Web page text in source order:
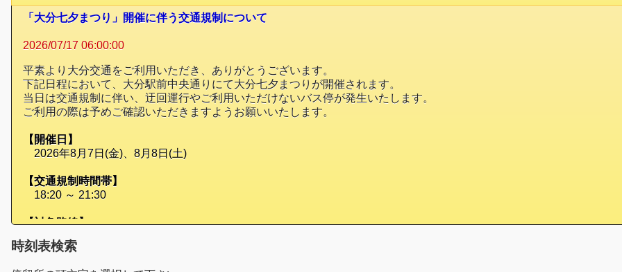
平素より大交北部バスをご利用いただき誠にありがとうございます。青の洞門内の落石による通行止めの為、路線バス
中津駅⇌守実温泉
・「青の洞門」バス停→「下曽木入口」バス停をご利用下さい。
・「青の洞門駐車場」及び「青」バス停→「臨時」バス停をご利用下さい。
■迂回路：こちらよりご確認下さい。
「大分七夕まつり」開催に伴う交通規制について
2026/07/17 06:00:00
平素より大分交通をご利用いただき、ありがとうございます。
下記日程において、大分駅前中央通りにて大分七夕まつりが開催されます。
当日は交通規制に伴い、迂回運行やご利用いただけないバス停が発生いたします。
ご利用の際は予めご確認いただきますようお願いいたします。
【開催日】
2026年8月7日(金)、8月8日(土)
【交通規制時間帯】
18:20 ～ 21:30
【対象路線】
■大分・別府～大分空港 空港特急バス「エアライナー」
■高速バス
時刻表検索